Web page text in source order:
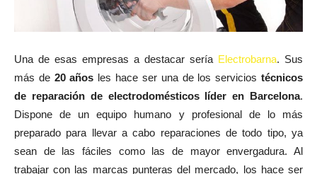
Una de esas empresas a destacar sería Electrobarna. Sus
más de 20 años les hace ser una de los serviciostécnicos
de reparación de electrodomésticos líder en Barcelona.
Dispone de un equipo humano y profesional de lo más
preparado para llevar a cabo reparaciones de todo tipo, ya
sean de las fáciles como las de mayor envergadura. Al
trabajar con las marcas punteras del mercado, los hace ser